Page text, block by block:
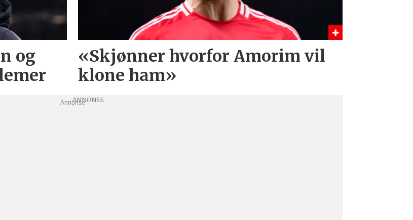
og
«Skjønner hvorfor Amorim vil
klone ham»
Annonse